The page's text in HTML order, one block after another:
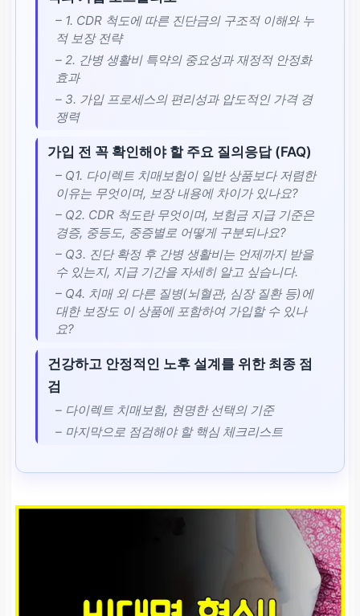
– 1. CDR 척도에 따른 진단금의 구조적 이해와 누
적 보장 전략
– 2. 간병 생활비 특약의 중요성과 재정적 안정화
효과
– 3. 가입 프로세스의 편리성과 압도적인 가격 경
쟁력
가입 전 꼭 확인해야 할 주요 질의응답 (FAQ)
– Q1. 다이렉트 치매보험이 일반 상품보다 저렴한
이유는 무엇이며, 보장 내용에 차이가 있나요?
– Q2. CDR 척도란 무엇이며, 보험금 지급 기준은
경증, 중등도, 중증별로 어떻게 구분되나요?
– Q3. 진단 확정 후 간병 생활비는 언제까지 받을
수 있는지, 지급 기간을 자세히 알고 싶습니다.
– Q4. 치매 외 다른 질병(뇌혈관, 심장 질환 등)에
대한 보장도 이 상품에 포함하여 가입할 수 있나
요?
건강하고 안정적인 노후 설계를 위한 최종 점
검
– 다이렉트 치매보험, 현명한 선택의 기준
– 마지막으로 점검해야 할 핵심 체크리스트